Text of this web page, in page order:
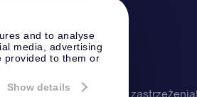
and to analyse
media, advertising
provided to them or
Show details
Polityka prywatności i zastrzeżenia